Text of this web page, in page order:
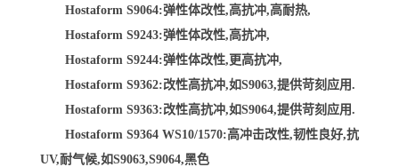
Hostaform S9064:弹性体改性,高抗冲,高耐热,
Hostaform S9243:弹性体改性,高抗冲,
Hostaform S9244:弹性体改性,更高抗冲,
Hostaform S9362:改性高抗冲,如S9063,提供苛刻应用.
Hostaform S9363:改性高抗冲,如S9064,提供苛刻应用.
Hostaform S9364 WS10/1570:高冲击改性,韧性良好,抗
UV,耐气候,如S9063,S9064,黑色